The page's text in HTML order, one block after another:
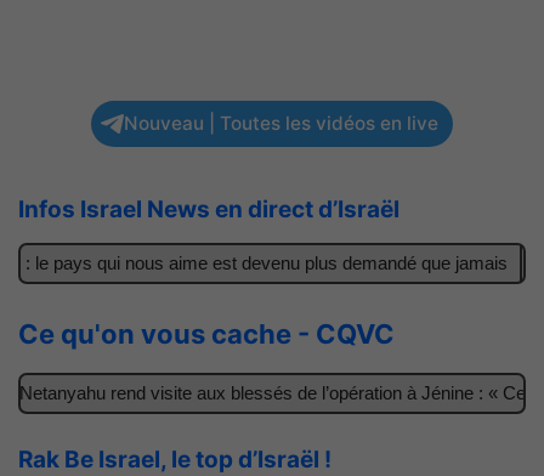
Nouveau | Toutes les vidéos en live
Infos Israel News en direct d’Israël
le pays qui nous aime est devenu plus demandé que jamais
Ce qu'on vous cache - CQVC
rend visite aux blessés de l’opération à Jénine : « Ces
Rak Be Israel, le top d’Israël !